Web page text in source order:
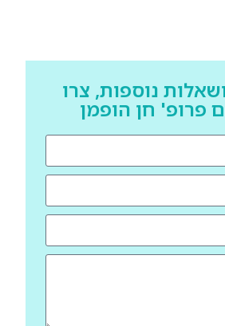
נוספות, צרו
פרופ' חן הופמן